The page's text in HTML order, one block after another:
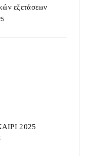
εξετάσεων
2025